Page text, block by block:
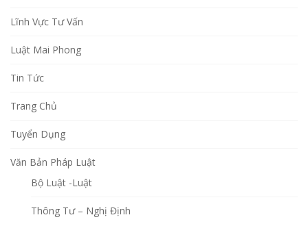
Lĩnh Vực Tư Vấn
Luật Mai Phong
Tin Tức
Trang Chủ
Tuyển Dụng
Văn Bản Pháp Luật
Bộ Luật -Luật
Thông Tư – Nghị Định